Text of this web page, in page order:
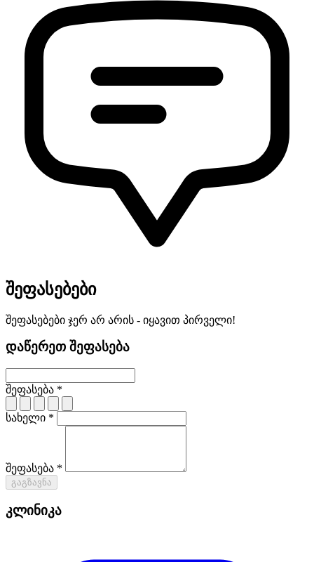
შეფასებები
შეფასებები ჯერ არ არის - იყავით პირველი!
დაწერეთ შეფასება
შეფასება *
სახელი *
შეფასება *
გაგზავნა
კლინიკა